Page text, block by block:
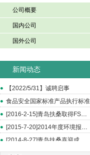
公司概要
国内公司
国外公司
新闻动态
【2022/5/31】诚聘启事
食品安全国家标准产品执行标准
[2016-2-15]青岛扶桑取得FSSC和ISO22000认证
[2015-7-20]2014年度环境报告书